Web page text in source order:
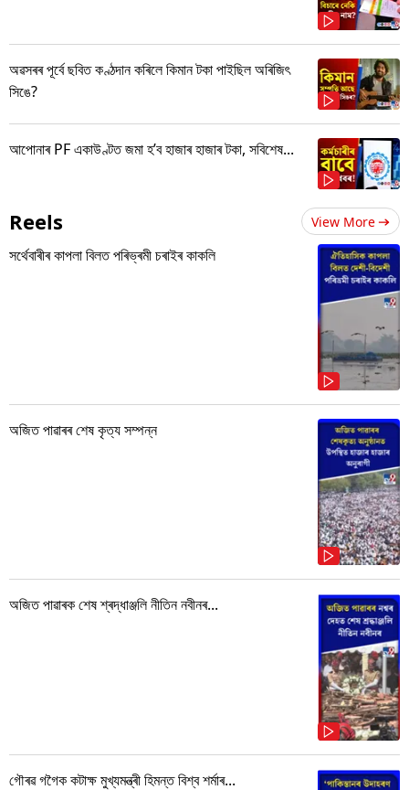
অৱসৰৰ পূৰ্বে ছবিত কণ্ঠদান কৰিলে কিমান টকা পাইছিল অৰিজিৎ
সিঙে?
আপোনাৰ PF একাউণ্টত জমা হ’ব হাজাৰ হাজাৰ টকা, সবিশেষ...
Reels View More
সৰ্থেবাৰীৰ কাপলা বিলত পৰিভ্ৰমী চৰাইৰ কাকলি
অজিত পাৱাৰৰ শেষ কৃত্য সম্পন্ন
অজিত পাৱাৰক শেষ শ্ৰদ্ধাঞ্জলি নীতিন নবীনৰ...
গৌৰৱ গগৈক কটাক্ষ মুখ্যমন্ত্ৰী হিমন্ত বিশ্ব শৰ্মাৰ...